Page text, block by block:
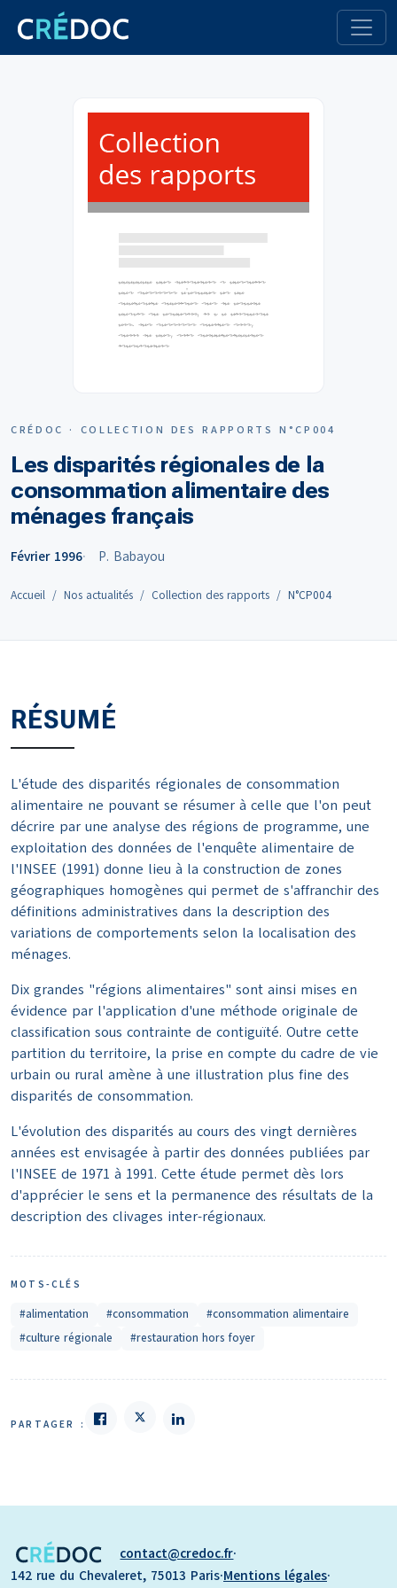
CRÉDOC · COLLECTION DES RAPPORTS N°CP004
Les disparités régionales de la
consommation alimentaire des
ménages français
Février 1996 P. Babayou
Accueil Nos actualités Collection des rapports N°CP004
RÉSUMÉ
L'étude des disparités régionales de consommation
alimentaire ne pouvant se résumer à celle que l'on peut
décrire par une analyse des régions de programme, une
exploitation des données de l'enquête alimentaire de
l'INSEE (1991) donne lieu à la construction de zones
géographiques homogènes qui permet de s'affranchir des
définitions administratives dans la description des
variations de comportements selon la localisation des
ménages.
Dix grandes "régions alimentaires" sont ainsi mises en
évidence par l'application d'une méthode originale de
classification sous contrainte de contiguïté. Outre cette
partition du territoire, la prise en compte du cadre de vie
urbain ou rural amène à une illustration plus fine des
disparités de consommation.
L'évolution des disparités au cours des vingt dernières
années est envisagée à partir des données publiées par
l'INSEE de 1971 à 1991. Cette étude permet dès lors
d'apprécier le sens et la permanence des résultats de la
description des clivages inter-régionaux.
MOTS-CLÉS
#alimentation #consommation
#consommation alimentaire
#culture régionale
#restauration hors foyer
PARTAGER :
contact credoc.fr·
142 rue du Chevaleret, 75013 Paris·Mentions légales·